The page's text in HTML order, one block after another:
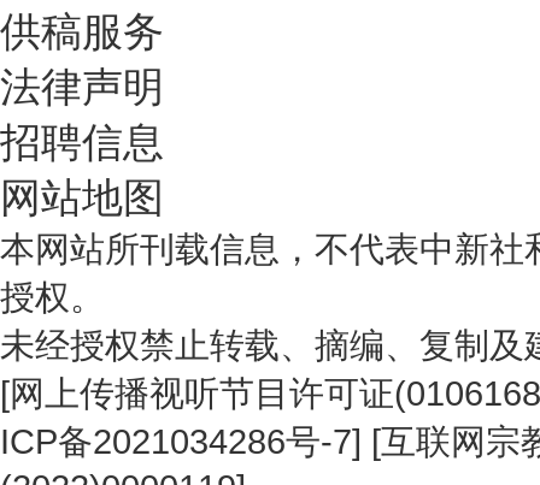
供稿服务
法律声明
招聘信息
网站地图
本网站所刊载信息，不代表中新
授权。
未经授权禁止转载、摘编、复制
[网上传播视听节目许可证
ICP备2021034286号-7] [互联网宗